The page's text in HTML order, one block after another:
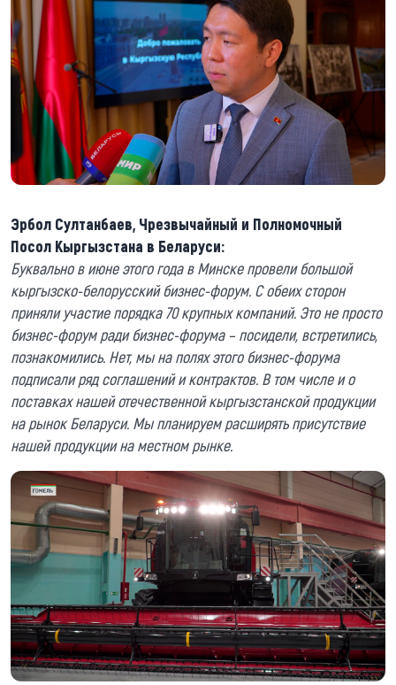
Эрбол Султанбаев, Чрезвычайный и Полномочный
Посол Кыргызстана в Беларуси:
Буквально в июне этого года в Минске провели большой
кыргызско-белорусский бизнес-форум. С обеих сторон
приняли участие порядка 70 крупных компаний. Это не просто
бизнес-форум ради бизнес-форума – посидели, встретились,
познакомились. Нет, мы на полях этого бизнес-форума
подписали ряд соглашений и контрактов. В том числе и о
поставках нашей отечественной кыргызстанской продукции
на рынок Беларуси. Мы планируем расширять присутствие
нашей продукции на местном рынке.